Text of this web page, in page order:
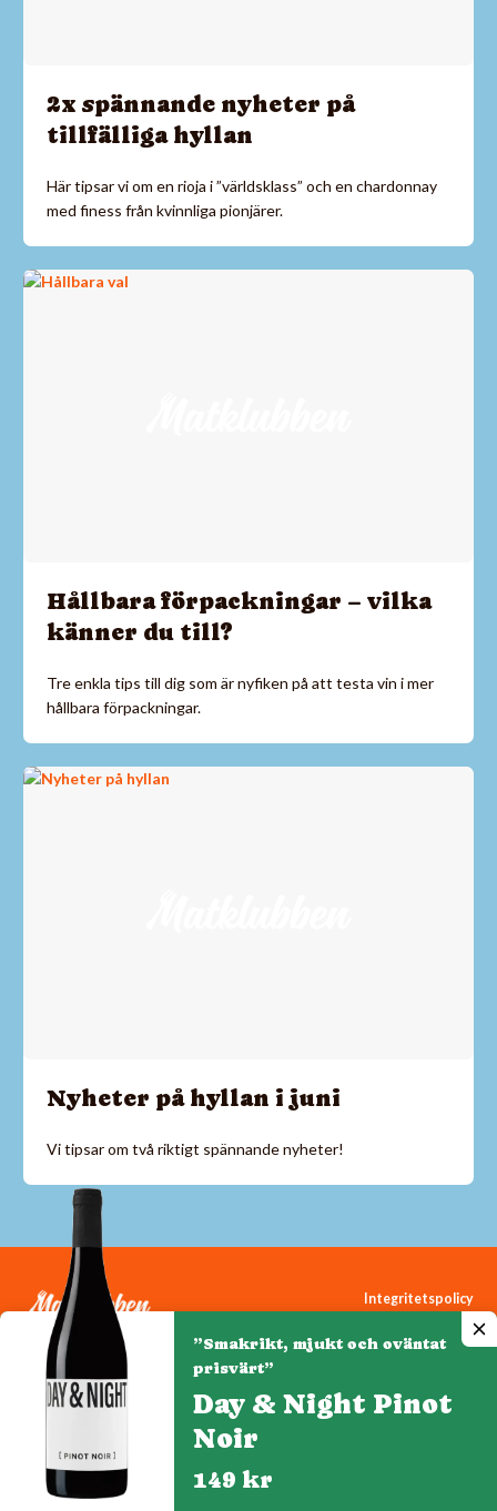
2x spännande nyheter på
tillfälliga hyllan
Här tipsar vi om en rioja i ”världsklass” och en chardonnay
med finess från kvinnliga pionjärer.
Hållbara förpackningar – vilka
känner du till?
Tre enkla tips till dig som är nyfiken på att testa vin i mer
hållbara förpackningar.
Nyheter på hyllan i juni
Vi tipsar om två riktigt spännande nyheter!
Integritetspolicy
Cookiepolicy
Denna webbplats drivs av Vinklubben i Norden AB
”Smakrikt, mjukt och oväntat
prisvärt”
Day & Night Pinot
Noir
149 kr